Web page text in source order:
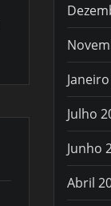
Julho
Junho
Abril